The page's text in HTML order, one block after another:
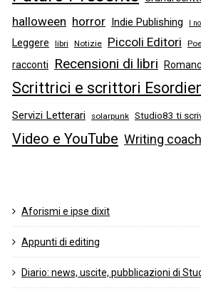
halloween horror Indie Publishing I
Leggere libri Notizie Piccoli Editori
racconti Recensioni di libri
Scrittrici e scrittori
Servizi Letterari solarpunk Studio83 ti
Video e YouTube Writing coach
Aforismi e ipse dixit
Appunti di editing
Diario: news, uscite, pubblicazioni di